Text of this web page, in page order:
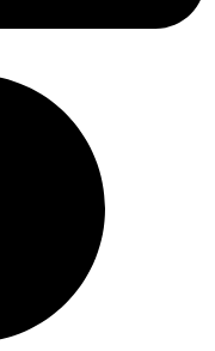
(Fertiprado)